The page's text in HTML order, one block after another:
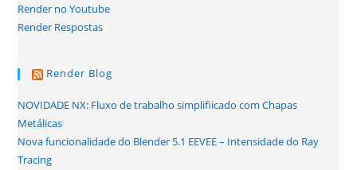
Render no Youtube
Render Respostas
Render Blog
NOVIDADE NX: Fluxo de trabalho simplifiicado com Chapas
Metálicas
Nova funcionalidade do Blender 5.1 EEVEE – Intensidade do Ray
Tracing